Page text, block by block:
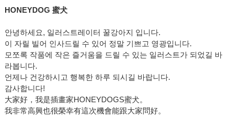
HONEYDOG 蜜犬
안녕하세요, 일러스트레이터 꿀강아지 입니다.
이 자릴 빌어 인사드릴 수 있어 정말 기쁘고 영광입니다.
모쪼록 작품에 작은 즐거움을 드릴 수 있는 일러스트가 되었길 바
라봅니다.
언제나 건강하시고 행복한 하루 되시길 바랍니다.
감사합니다!
大家好，我是插畫家HONEYDOGS蜜犬。
我非常高興也很榮幸有這次機會能跟大家問好。